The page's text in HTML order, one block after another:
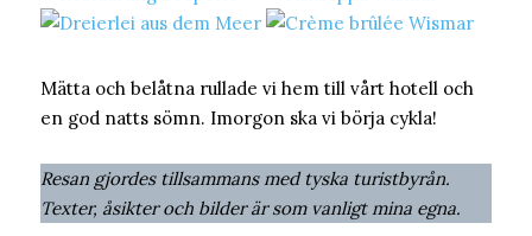
Mätta och belåtna rullade vi hem till vårt hotell och
en god natts sömn. Imorgon ska vi börja cykla!
Resan gjordes tillsammans med tyska turistbyrån.
Texter, åsikter och bilder är som vanligt mina egna.